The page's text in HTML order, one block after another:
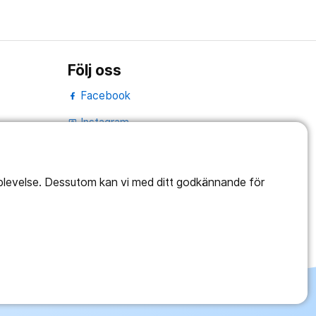
Dessutom kan vi med ditt godkännande för
Följ oss
Facebook
portraitInstagram